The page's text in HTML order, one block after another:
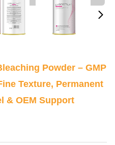
Powder – GMP
Texture, Permanent
& OEM Support